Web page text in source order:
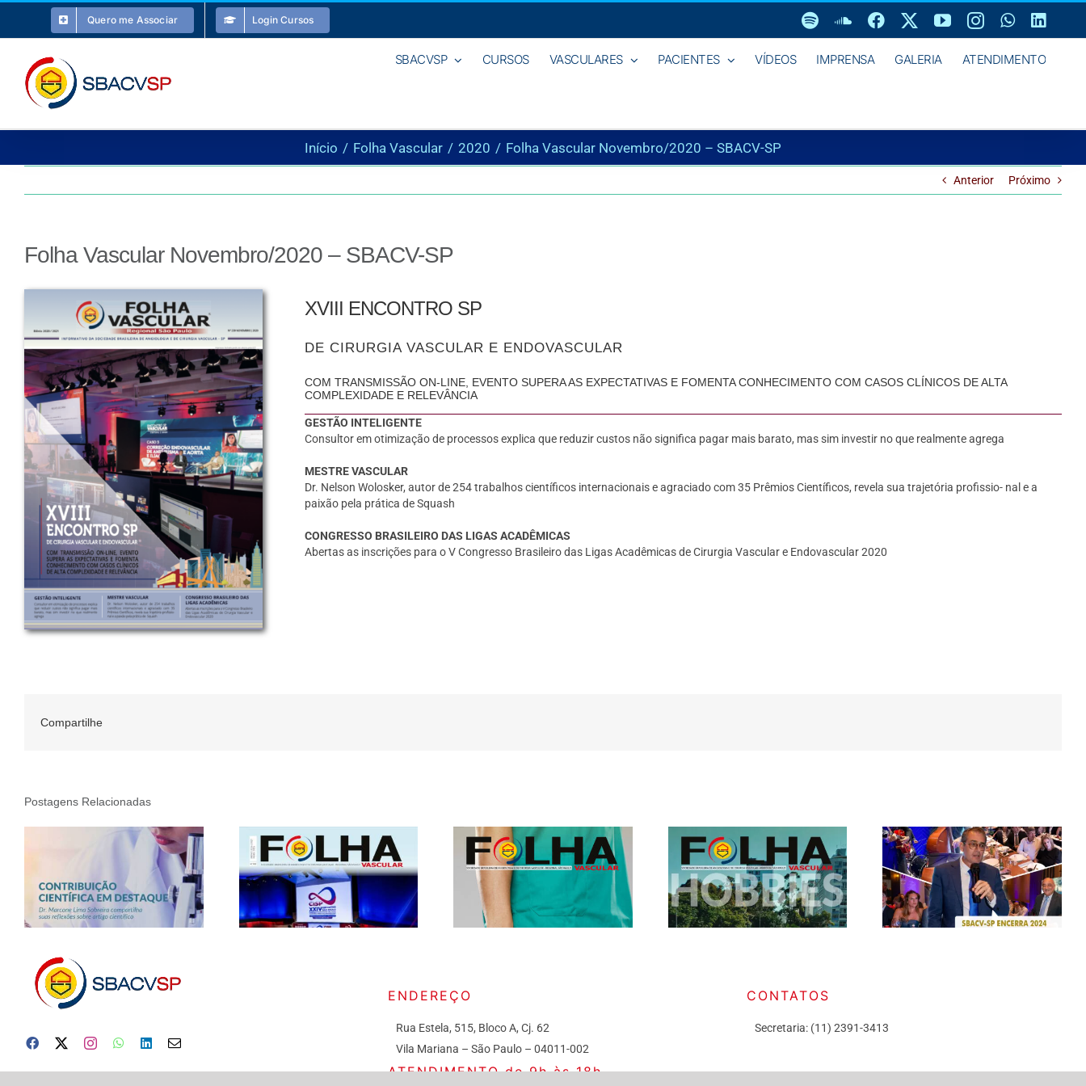
o
conteúdo
Quero me Associar Login Cursos SpotifySoundCloud
FacebookYouTubeInstagram
SBACVSP CURSOS VASCULARES PACIENTES VÍDEOS IMPRENSA GALERIA ATENDIMENTO
Início Folha Vascular 2020 Folha Vascular Novembro/2020 – SBACV-SP
Anterior Próximo
Folha Vascular Novembro/2020 – SBACV-SP
XVIII ENCONTRO SP
DE CIRURGIA VASCULAR E ENDOVASCULAR
COM TRANSMISSÃO ON-LINE, EVENTO SUPERA AS EXPECTATIVAS E FOMENTA CONHECIMENTO COM CASOS CLÍNICOS DE ALTA
COMPLEXIDADE E RELEVÂNCIA
GESTÃO INTELIGENTE
Consultor em otimização de processos explica que reduzir custos não significa pagar mais barato, mas sim investir no que realmente agrega
MESTRE VASCULAR
Dr. Nelson Wolosker, autor de 254 trabalhos científicos internacionais e agraciado com 35 Prêmios Científicos, revela sua trajetória profissio- nal e a
paixão pela prática de Squash
CONGRESSO BRASILEIRO DAS LIGAS ACADÊMICAS
Abertas as inscrições para o V Congresso Brasileiro das Ligas Acadêmicas de Cirurgia Vascular e Endovascular 2020
Compartilhe
Postagens Relacionadas
ENDEREÇO
Rua Estela, 515, Bloco A, Cj. 62
Vila Mariana – São Paulo – 04011-002
ATENDIMENTO de 9h às 18h
CONTATOS
Secretaria: (11) 2391-3413